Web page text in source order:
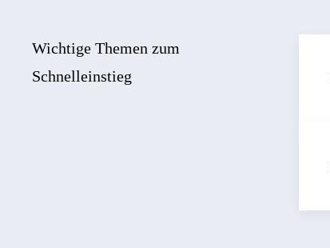
Wichtige Themen zum
Schnelleinstieg